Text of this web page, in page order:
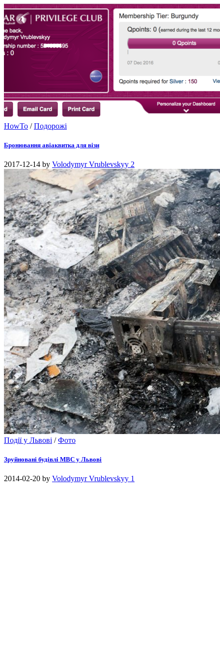
HowTo /Подорожі
Бронювання авіаквитка для візи
2017-12-14 by Volodymyr Vrublevskyy 2
Події у Львові /Фото
Зруйновані будівлі МВС у Львові
2014-02-20 by Volodymyr Vrublevskyy 1